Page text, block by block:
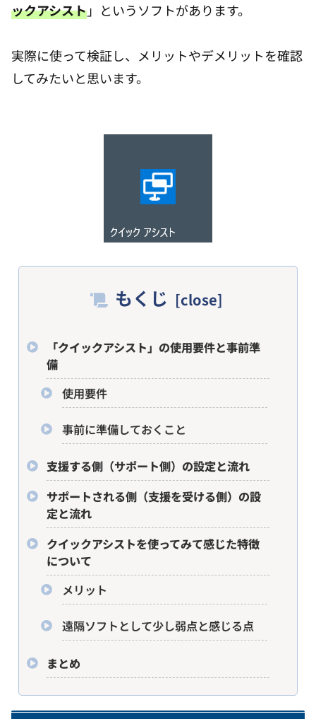
ックアシスト」というソフトがあります。
実際に使って検証し、メリットやデメリットを確認
してみたいと思います。
もくじ
「クイックアシスト」の使用要件と事前準
備
使用要件
事前に準備しておくこと
支援する側（サポート側）の設定と流れ
サポートされる側（支援を受ける側）の設
定と流れ
クイックアシストを使ってみて感じた特徴
について
メリット
遠隔ソフトとして少し弱点と感じる点
まとめ